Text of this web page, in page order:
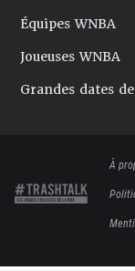
Équipes WNBA
Joueuses WNBA
Grandes dates
À